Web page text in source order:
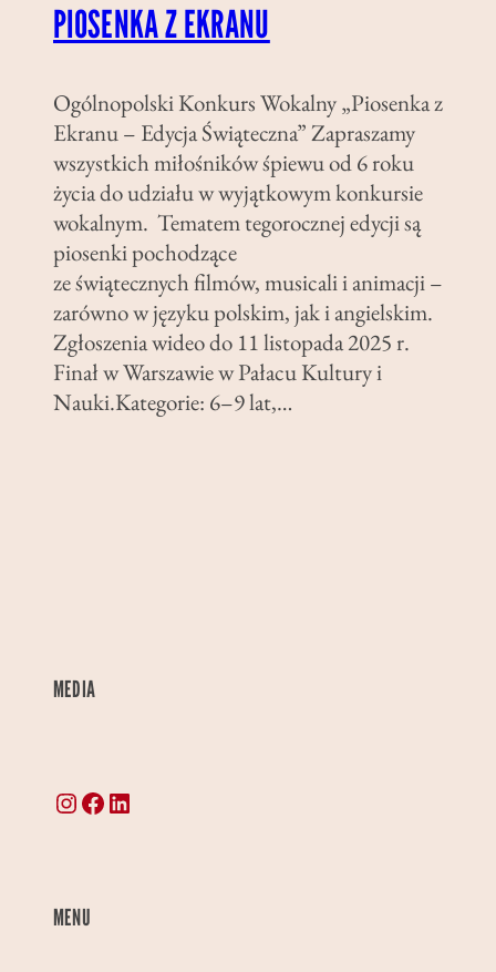
PIOSENKA Z EKRANU
Ogólnopolski Konkurs Wokalny „Piosenka z
Ekranu – Edycja Świąteczna” Zapraszamy
wszystkich miłośników śpiewu od 6 roku
życia do udziału w wyjątkowym konkursie
wokalnym. Tematem tegorocznej edycji są
piosenki pochodzące
ze świątecznych filmów, musicali i animacji –
zarówno w języku polskim, jak i angielskim.
Zgłoszenia wideo do 11 listopada 2025 r.
Finał w Warszawie w Pałacu Kultury i
Nauki.Kategorie: 6–9 lat,…
MEDIA
Instagram Facebook LinkedIn
MENU